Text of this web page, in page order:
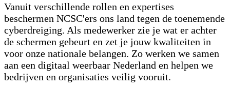
Vanuit verschillende rollen en expertises
beschermen NCSC'ers ons land tegen de toenemende
cyberdreiging. Als medewerker zie je wat er achter
de schermen gebeurt en zet je jouw kwaliteiten in
voor onze nationale belangen. Zo werken we samen
aan een digitaal weerbaar Nederland en helpen we
bedrijven en organisaties veilig vooruit.